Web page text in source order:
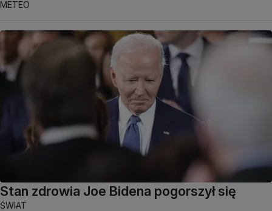
METEO
Stan zdrowia Joe Bidena pogorszył się
ŚWIAT